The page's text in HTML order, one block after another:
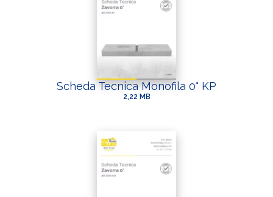
Scheda Tecnica Monofila 0° KP
2,22 MB